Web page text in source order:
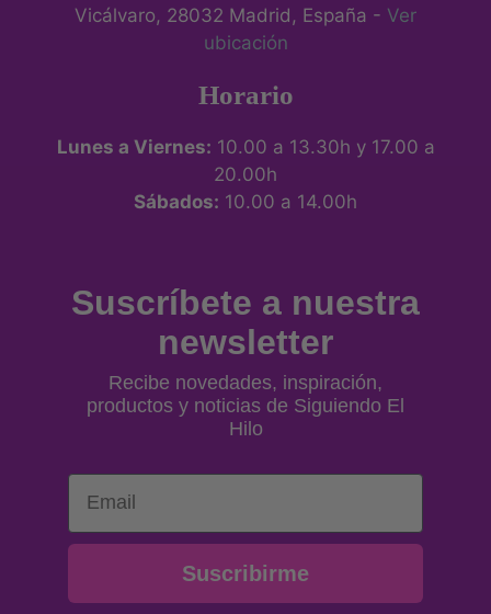
Vicálvaro, 28032 Madrid, España - Ver
ubicación
Horario
Lunes a Viernes: 10.00 a 13.30h y 17.00 a
20.00h
Sábados: 10.00 a 14.00h
Suscríbete a nuestra
newsletter
Recibe novedades, inspiración,
productos y noticias de Siguiendo El
Hilo
Email
Suscribirme